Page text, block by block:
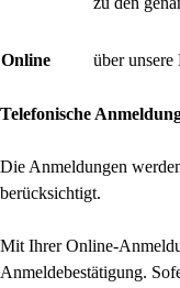
Online über unsere
Telefonische
Die Anmeldungen
berücksichtigt.
Mit Ihrer Online-
Anmeldebestätigung.